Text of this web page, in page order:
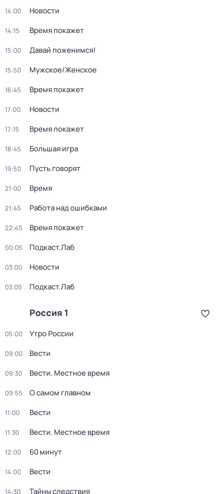
14:00 Новости
14:15 Время покажет
15:00 Давай поженимся!
15:50 Мужское/Женское
16:45 Время покажет
17:00 Новости
17:15 Время покажет
18:45 Большая игра
19:50 Пусть говорят
21:00 Время
21:45 Работа над ошибками
22:45 Время покажет
00:05 Подкаст.Лаб
03:00 Новости
03:05 Подкаст.Лаб
Россия 1
05:00 Утро России
09:00 Вести
09:30 Вести. Местное время
09:55 О самом главном
11:00 Вести
11:30 Вести. Местное время
12:00 60 минут
14:00 Вести
14:30 Тайны следствия